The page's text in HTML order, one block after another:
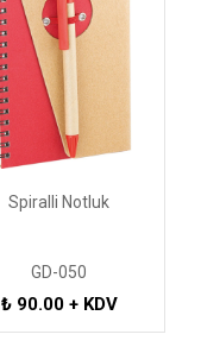
Spiralli Notluk
GD-050
₺ 90.00 + KDV